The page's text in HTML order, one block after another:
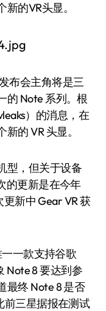
的VR头显。
布会主角将是三
的 Note 系列。根
）的消息，在
的 VR 头显。
型，但关于设备
的更新是在今年
新中 Gear VR 获
一款支持谷歌
Note 8 要达到参
最终 Note 8 是否
前三星据报在测试